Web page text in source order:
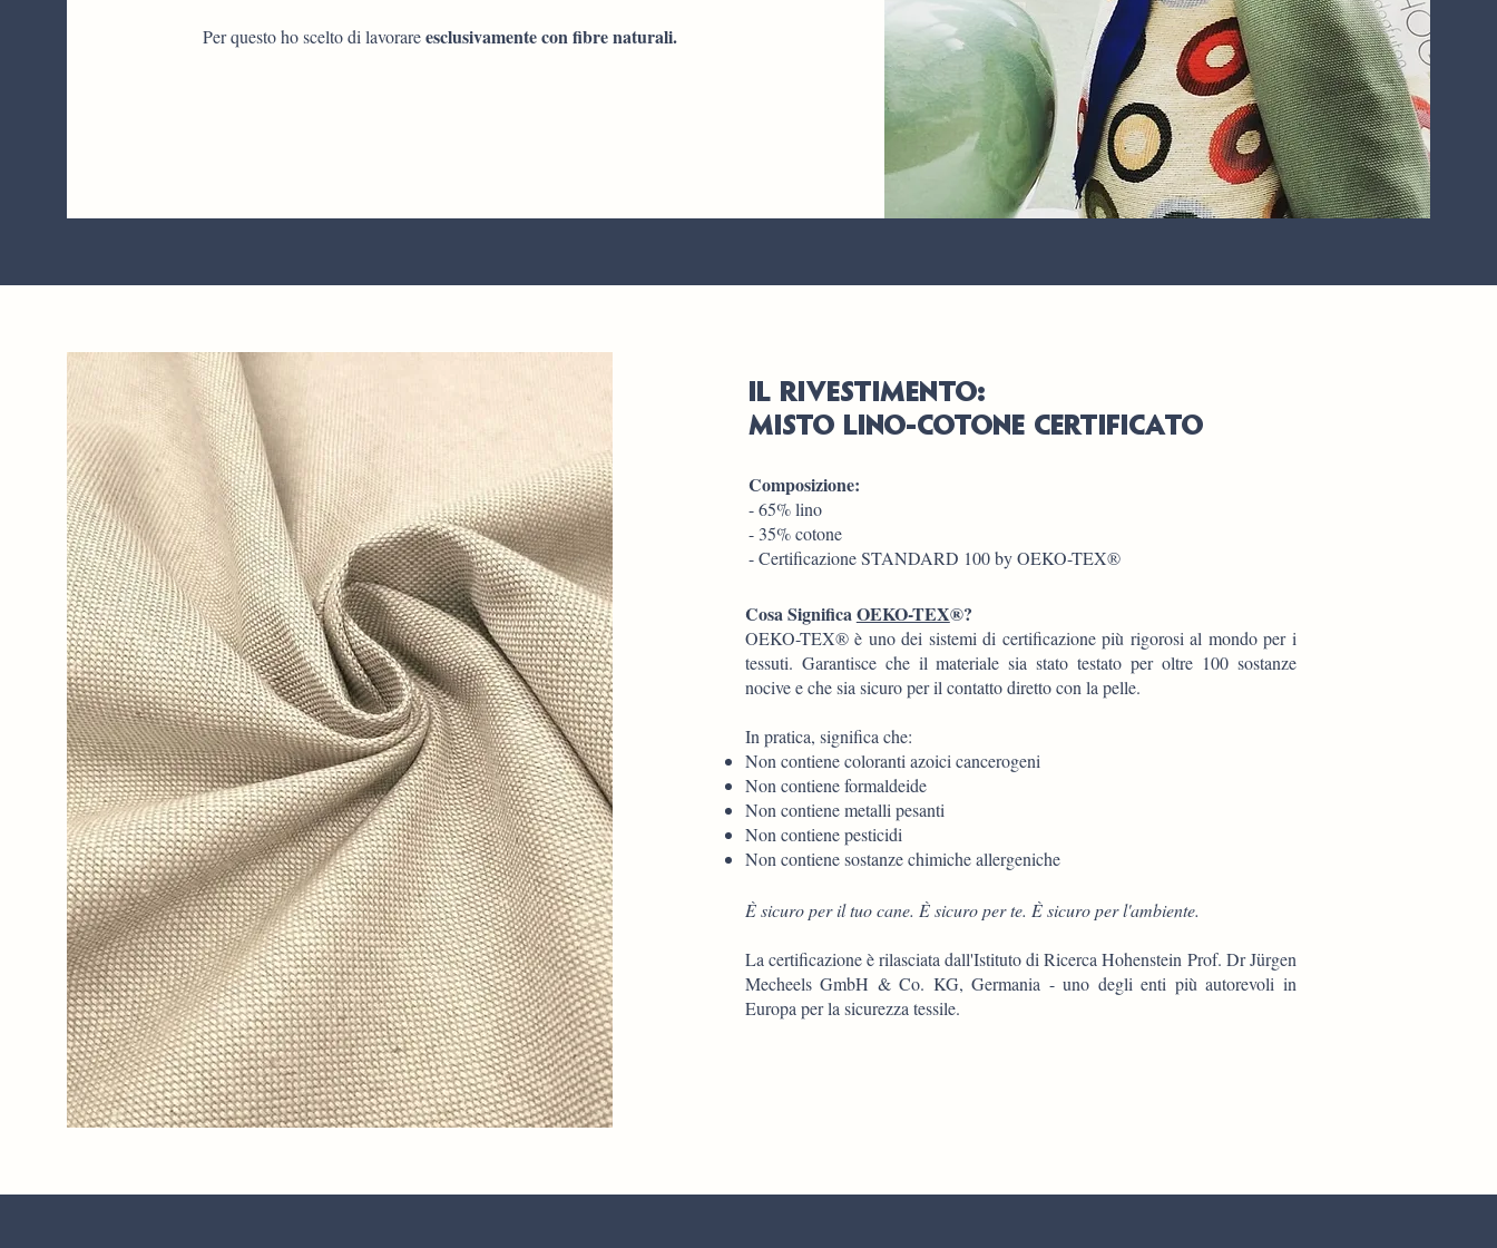
Per questo ho scelto di lavorareesclusivamente con fibre naturali.
IL RIVESTIMENTO:
MISTO LINO-COTONE CERTIFICATO
Composizione:
- 65% lino
- 35% cotone
- Certificazione STANDARD 100 by OEKO-TEX®
Cosa SignificaOEKO-TEX®?
OEKO-TEX® è uno dei sistemi di certificazione più rigorosi al mondo per i
tessuti. Garantisce che il materiale sia stato testato per oltre 100 sostanze
nocive e che sia sicuro per il contatto diretto con la pelle.
In pratica, significa che:
Non contiene coloranti azoici cancerogeni
Non contiene formaldeide
Non contiene metalli pesanti
Non contiene pesticidi
Non contiene sostanze chimiche allergeniche
È sicuro per il tuo cane. È sicuro per te. È sicuro per l'ambiente.
La certificazione è rilasciata dall'Istituto di Ricerca Hohenstein Prof. Dr Jürgen
Mecheels GmbH & Co. KG, Germania - uno degli enti più autorevoli in
Europa per la sicurezza tessile.